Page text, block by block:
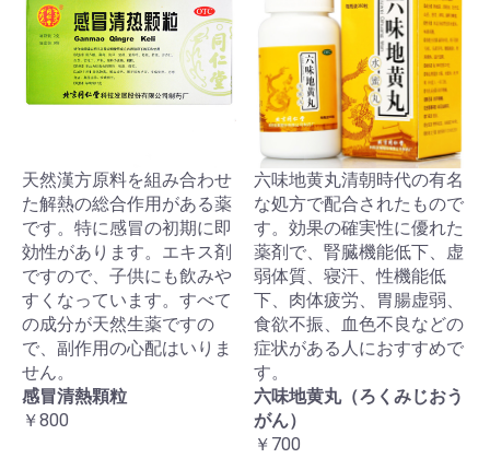
天然漢方原料を組み合わせ
た解熱の総合作用がある薬
です。特に感冒の初期に即
効性があります。エキス剤
ですので、子供にも飲みや
すくなっています。すべて
の成分が天然生薬ですの
で、副作用の心配はいりま
せん。
感冒清熱顆粒
￥800
六味地黄丸清朝時代の有名
な処方で配合されたもので
す。効果の確実性に優れた
薬剤で、腎臓機能低下、虚
弱体質、寝汗、性機能低
下、肉体疲労、胃腸虚弱、
食欲不振、血色不良などの
症状がある人におすすめで
す。
六味地黄丸（ろくみじおう
がん）
￥700